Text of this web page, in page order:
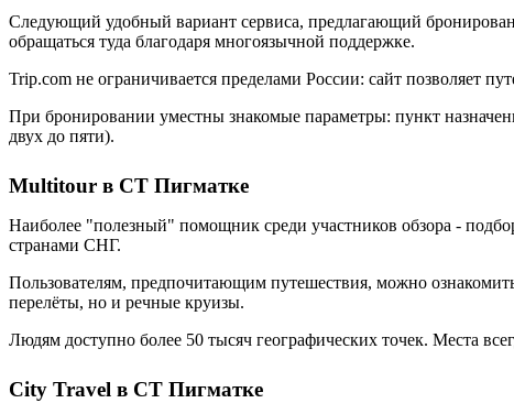
Следующий удобный вариант сервиса, предлагающий
обращаться туда благодаря многоязычной поддержке.
Trip.com не ограничивается пределами России: сайт позволяет
При бронировании уместны знакомые параметры: пункт
двух до пяти).
Multitour в СТ Пигматке
Наиболее "полезный" помощник среди участников обзора -
странами СНГ.
Пользователям, предпочитающим путешествия, можно
перелёты, но и речные круизы.
Людям доступно более 50 тысяч географических точек. Места
City Travel в СТ Пигматке